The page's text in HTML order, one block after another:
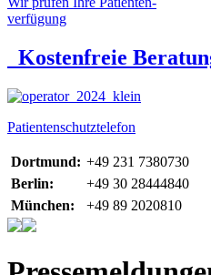
verfügung
Kostenfreie
Patientenschutztelefon
Dortmund: +49 231 7380730
Berlin:
+49 30 28444840
München:
+49 89 2020810